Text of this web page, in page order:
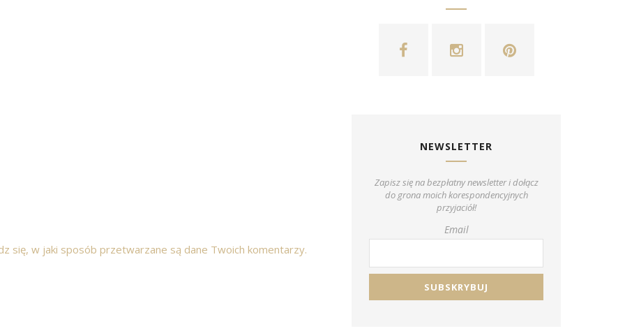
się, w jaki sposób przetwarzane są dane Twoich komentarzy.
NEWSLETTER
Zapisz się na bezpłatny newsletter i dołącz
do grona moich korespondencyjnych
przyjaciół!
Email